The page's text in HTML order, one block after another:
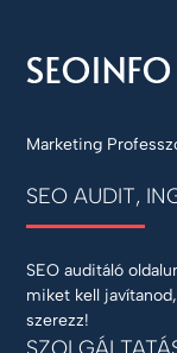
Marketing
SEO AUDIT,
SEO auditáló
miket kell
szerezz!